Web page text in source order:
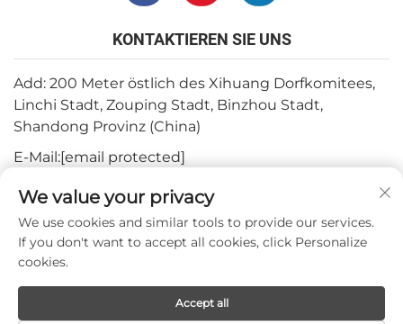
KONTAKTIEREN SIE UNS
Add: 200 Meter östlich des Xihuang Dorfkomitees,
Linchi Stadt, Zouping Stadt, Binzhou Stadt,
Shandong Provinz (China)
E-Mail:[email protected]
Tel.: +82-3180427370
Telefon:+86-15564344404
WhatsApp: +82-1022396668
Urheberrecht © 2024 Mepro Medical Co.,Ltd.
We value your privacy
We use cookies and similar tools to provide our services.
If you don't want to accept all cookies, click Personalize
cookies.
Accept all